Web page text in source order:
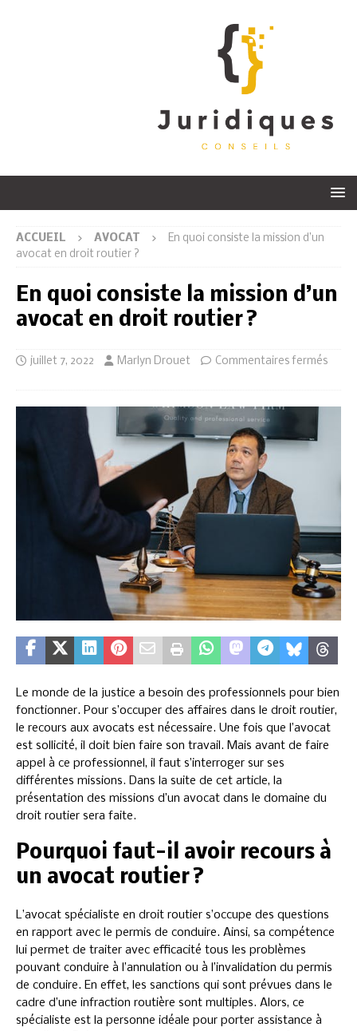
ACCUEIL AVOCAT
En quoi consiste la mission d’un
avocat en droit routier ?
En quoi consiste la mission d’un
avocat en droit routier ?
juillet 7, 2022 Marlyn Drouet Commentaires fermés
Le monde de la justice a besoin des professionnels pour bien
fonctionner. Pour s’occuper des affaires dans le droit routier,
le recours aux avocats est nécessaire. Une fois que l’avocat
est sollicité, il doit bien faire son travail. Mais avant de faire
appel à ce professionnel, il faut s’interroger sur ses
différentes missions. Dans la suite de cet article, la
présentation des missions d’un avocat dans le domaine du
droit routier sera faite.
Pourquoi faut-il avoir recours à
un avocat routier ?
L’avocat spécialiste en droit routier s’occupe des questions
en rapport avec le permis de conduire. Ainsi, sa compétence
lui permet de traiter avec efficacité tous les problèmes
pouvant conduire à l’annulation ou à l’invalidation du permis
de conduire. En effet, les sanctions qui sont prévues dans le
cadre d’une infraction routière sont multiples. Alors, ce
spécialiste est la personne idéale pour porter assistance à